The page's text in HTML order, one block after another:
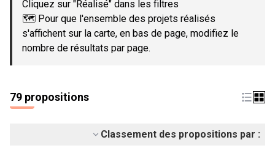
Cliquez sur "Réalisé" dans les filtres
🗺️ Pour que l'ensemble des projets réalisés
s'affichent sur la carte, en bas de page, modifiez le
nombre de résultats par page.
79 propositions
Classement des propositions par :